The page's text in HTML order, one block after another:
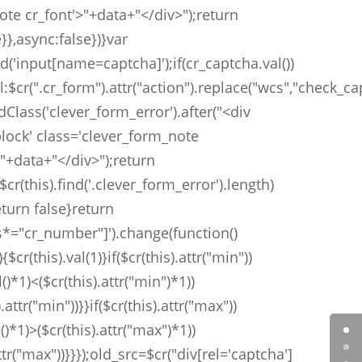
cr_font'>"+data+"</div>");return
class='clever_form_note
div>");return
false}return